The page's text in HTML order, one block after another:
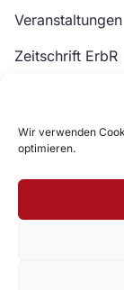
Wir verwenden
optimieren.
Veranstaltungen
Zeitschrift ErbR